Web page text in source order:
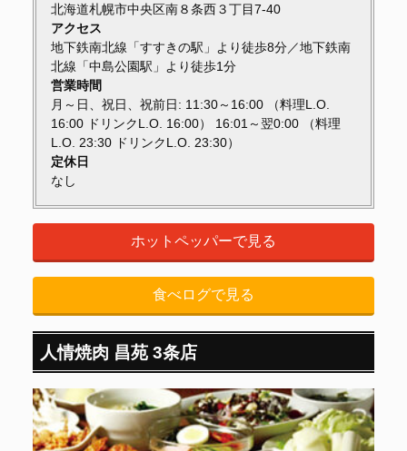
北海道札幌市中央区南８条西３丁目7-40
アクセス
地下鉄南北線「すすきの駅」より徒歩8分／地下鉄南
北線「中島公園駅」より徒歩1分
営業時間
月～日、祝日、祝前日: 11:30～16:00 （料理L.O.
16:00 ドリンクL.O. 16:00） 16:01～翌0:00 （料理
L.O. 23:30 ドリンクL.O. 23:30）
定休日
なし
ホットペッパーで見る
食べログで見る
人情焼肉 昌苑 3条店